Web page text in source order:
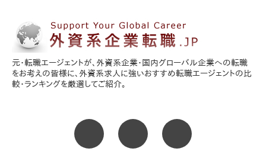
外資系求人に強い
転職エージェントの
比較・ランキング
元・転職エージェントが、外資系企業・国内グローバル企業への転職
をお考えの皆様に、外資系求人に強いおすすめ転職エージェントの比
較・ランキングを厳選してご紹介。